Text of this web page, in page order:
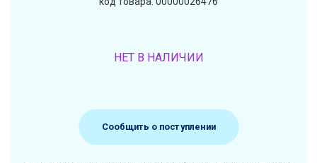
НЕТ В НАЛИЧИИ
Сообщить о поступлении